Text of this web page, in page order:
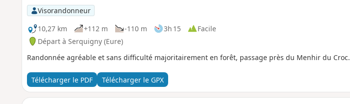
Visorandonneur
10,27 km
+112 m -110 m 3h 15
Facile
Départ à Serquigny (Eure)
Randonnée agréable et sans difficulté majoritairement en forêt, passage près du Menhir du Croc.
Télécharger le PDF Télécharger le GPX